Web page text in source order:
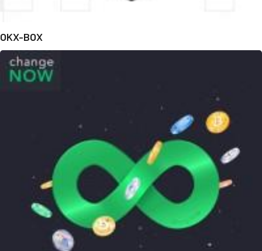
OKX-BOX